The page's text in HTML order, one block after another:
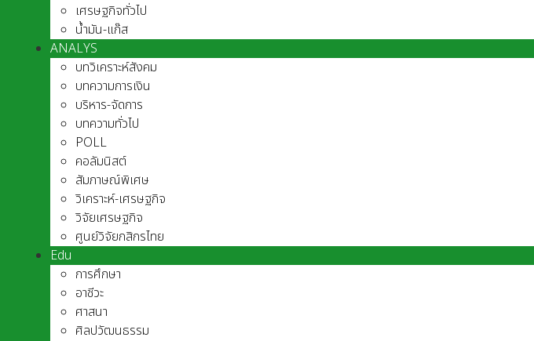
เศรษฐกิจทั่วไป
น้ำมัน-แก๊ส
ANALYS
บทวิเคราะห์สังคม
บทความการเงิน
บริหาร-จัดการ
บทความทั่วไป
POLL
คอลัมนิสต์
สัมภาษณ์พิเศษ
วิเคราะห์-เศรษฐกิจ
วิจัยเศรษฐกิจ
ศูนย์วิจัยกสิกรไทย
Edu
การศึกษา
อาชีวะ
ศาสนา
ศิลปวัฒนธรรม